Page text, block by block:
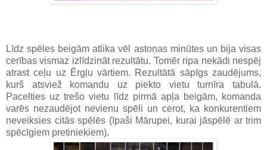
Līdz spēles beigām atlika vēl astoņas minūtes un bija visas
cerības vismaz izlīdzināt rezultātu. Tomēr ripa nekādi nespēj
atrast ceļu uz Ērgļu vārtiem. Rezultātā sāpīgs zaudējums,
kurš atsviež komandu uz piekto vietu turnīra tabulā.
Pacelties uz trešo vietu līdz pirmā apļa beigām, komanda
varēs nezaudējot nevienu spēli un cerot, ka konkurentiem
neveiksies citās spēlēs (īpaši Mārupei, kurai jāspēlē ar trim
spēcīgiem pretiniekiem).